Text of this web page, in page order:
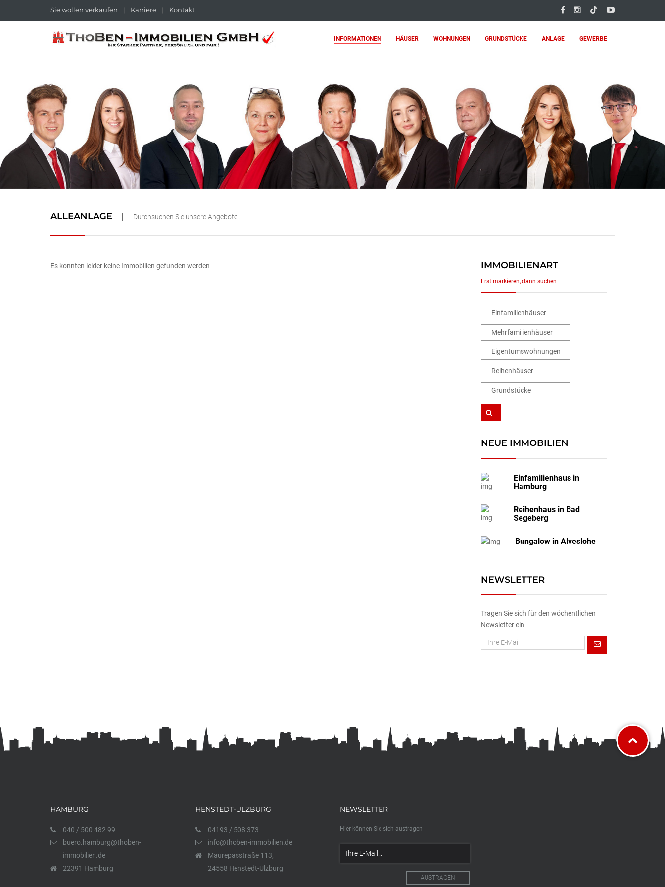
Sie wollen verkaufen | Karriere | Kontakt
INFORMATIONEN HÄUSER WOHNUNGEN GRUNDSTÜCKE ANLAGE GEWERBE
ALLEANLAGE Durchsuchen Sie unsere Angebote.
Es konnten leider keine Immobilien gefunden werden IMMOBILIENART
Erst markieren, dann suchen
Einfamilienhäuser
Mehrfamilienhäuser
Eigentumswohnungen
Reihenhäuser
Grundstücke
NEUE IMMOBILIEN
Einfamilienhaus in
Hamburg
Reihenhaus in Bad
Segeberg
Bungalow in Alveslohe
NEWSLETTER
Tragen Sie sich für den wöchentlichen
Newsletter ein
HAMBURG
040 / 500 482 99
buero.hamburg@thoben-
immobilien.de
22391 Hamburg
HENSTEDT-ULZBURG
04193 / 508 373
info@thoben-immobilien.de
Maurepasstraße 113,
24558 Henstedt-Ulzburg
NEWSLETTER
Hier können Sie sich austragen